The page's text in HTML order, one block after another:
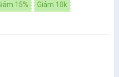
15%
Giảm 10k